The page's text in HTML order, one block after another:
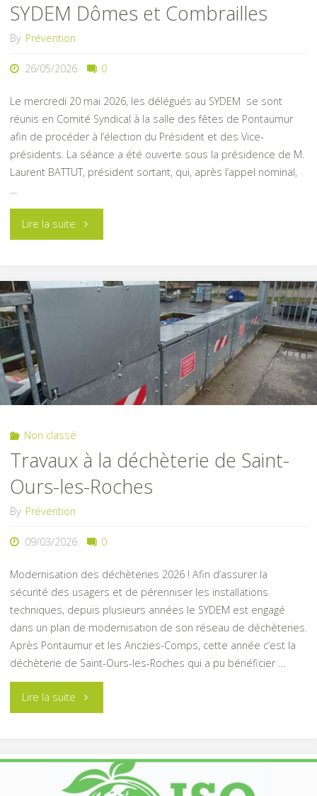
SYDEM Dômes et Combrailles
By Prévention
26/05/2026 0
Le mercredi 20 mai 2026, les délégués au SYDEM se sont
réunis en Comité Syndical à la salle des fêtes de Pontaumur
afin de procéder à l’élection du Président et des Vice-
présidents. La séance a été ouverte sous la présidence de M.
Laurent BATTUT, président sortant, qui, après l’appel nominal,
…
Lire la suite"Élection
la
SYDEM
Dômes
et
Combrailles"
Non classé
Travaux à la déchèterie de Saint-
Ours-les-Roches
By Prévention
09/03/2026 0
Modernisation des déchèteries 2026 ! Afin d’assurer la
sécurité des usagers et de pérenniser les installations
techniques, depuis plusieurs années le SYDEM est engagé
dans un plan de modernisation de son réseau de déchèteries.
Après Pontaumur et les Anczies-Comps, cette année c’est la
déchèterie de Saint-Ours-les-Roches qui a pu bénéficier …
Lire la suite"Travaux
la
déchèterie